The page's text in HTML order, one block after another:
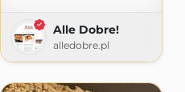
Alle Dobre!
alledobre.pl